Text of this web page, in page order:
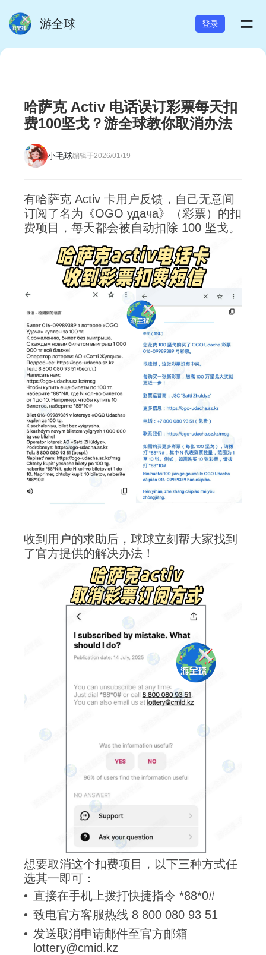
游全球 登录 =
哈萨克 Activ 电话误订彩票每天扣
费100坚戈？游全球教你取消办法
小毛球编辑于2026/01/19
有哈萨克 Activ 卡用户反馈，自己无意间
订阅了名为《OGO удача》（彩票）的扣
费项目，每天都会被自动扣除 100 坚戈。
收到用户的求助后，球球立刻帮大家找到
了官方提供的解决办法！
想要取消这个扣费项目，以下三种方式任
选其一即可：
直接在手机上拨打快捷指令 *88*0#
致电官方客服热线 8 800 080 93 51
发送取消申请邮件至官方邮箱
lottery@cmid.kz